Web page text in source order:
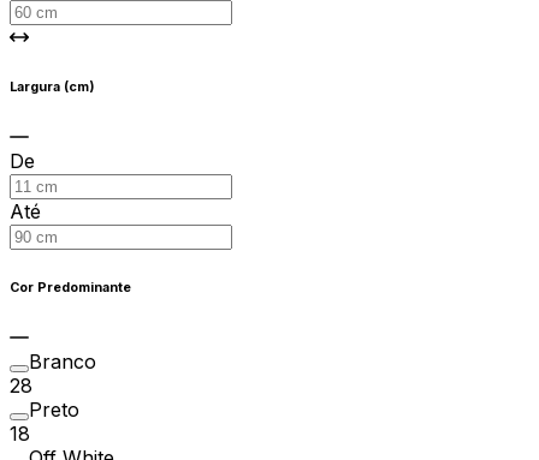
Largura (cm)
De
Até
Cor Predominante
Branco
28
Preto
18